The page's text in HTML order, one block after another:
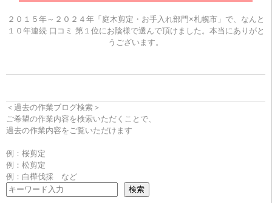
２０１５年～２０２４年「庭木剪定・お手入れ部門×札幌市」で、なんと
１０年連続 口コミ 第１位にお陰様で選んで頂けました。本当にありがと
うございます。
＜過去の作業ブログ検索＞
ご希望の作業内容を検索いただくことで、
過去の作業内容をご覧いただけます
例：桜剪定
例：松剪定
例：白樺伐採 など
検索